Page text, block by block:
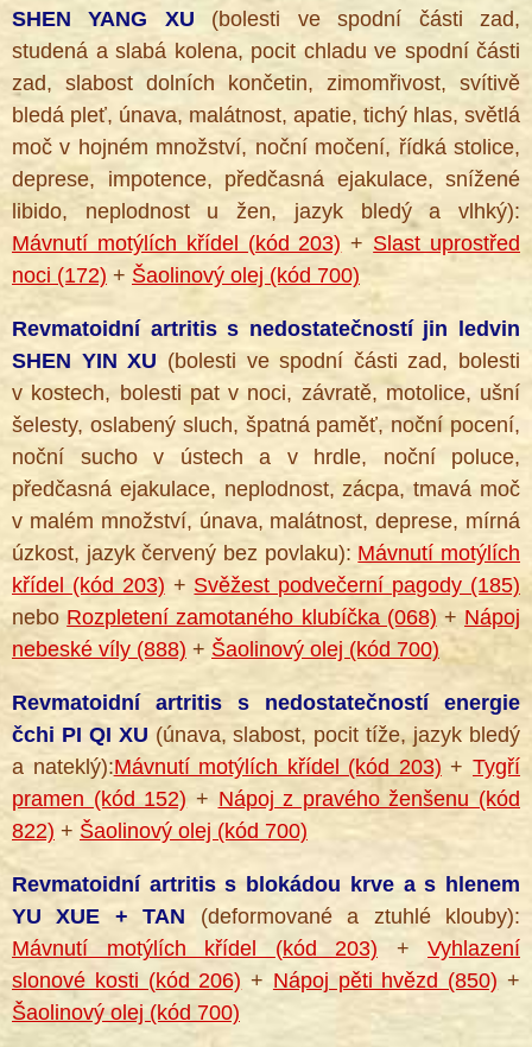
SHEN YANG XU (bolesti ve spodní části zad,
studená a slabá kolena, pocit chladu ve spodní části
zad, slabost dolních končetin, zimomřivost, svítivě
bledá pleť, únava, malátnost, apatie, tichý hlas, světlá
moč v hojném množství, noční močení, řídká stolice,
deprese, impotence, předčasná ejakulace, snížené
libido, neplodnost u žen, jazyk bledý a vlhký):
Mávnutí motýlích křídel (kód 203) + Slast uprostřed
noci (172) + Šaolinový olej (kód 700)
Revmatoidní artritis s nedostatečností jin ledvin
SHEN YIN XU (bolesti ve spodní části zad, bolesti
v kostech, bolesti pat v noci, závratě, motolice, ušní
šelesty, oslabený sluch, špatná paměť, noční pocení,
noční sucho v ústech a v hrdle, noční poluce,
předčasná ejakulace, neplodnost, zácpa, tmavá moč
v malém množství, únava, malátnost, deprese, mírná
úzkost, jazyk červený bez povlaku): Mávnutí motýlích
křídel (kód 203) + Svěžest podvečerní pagody (185)
nebo Rozpletení zamotaného klubíčka (068) + Nápoj
nebeské víly (888) + Šaolinový olej (kód 700)
Revmatoidní artritis s nedostatečností energie
čchi PI QI XU (únava, slabost, pocit tíže, jazyk bledý
a nateklý):Mávnutí motýlích křídel (kód 203) +Tygří
pramen (kód 152) + Nápoj z pravého ženšenu (kód
822) + Šaolinový olej (kód 700)
Revmatoidní artritis s blokádou krve a s hlenem
YU XUE + TAN (deformované a ztuhlé klouby):
Mávnutí motýlích křídel (kód 203) + Vyhlazení
slonové kosti (kód 206) + Nápoj pěti hvězd (850) +
Šaolinový olej (kód 700)